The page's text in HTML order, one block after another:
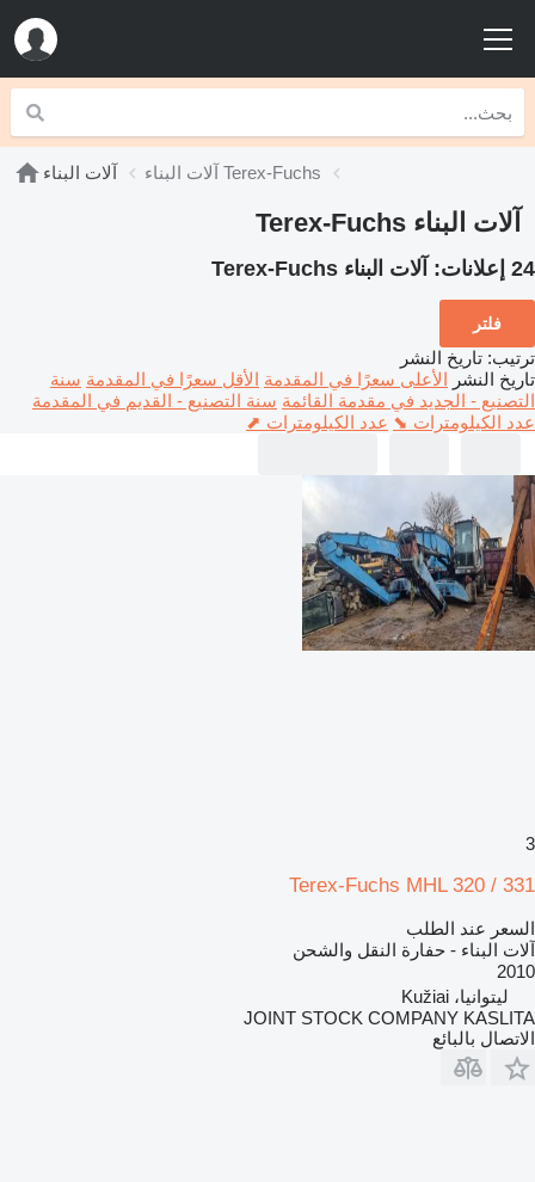
آلات البناء آلات البناء Terex-Fuchs
آلات البناء Terex-Fuchs
24 إعلانات: آلات البناء Terex-Fuchs
فلتر
ترتيب: تاريخ النشر
تاريخ النشر الأعلى سعرًا في المقدمة الأقل سعرًا في المقدمة سنة
التصنيع - الجديد في مقدمة القائمة سنة التصنيع - القديم في المقدمة
عدد الكيلومترات ⬊ عدد الكيلومترات ⬈
3
Terex-Fuchs MHL 320 / 331
السعر عند الطلب
آلات البناء - حفارة النقل والشحن
2010
ليتوانيا، Kužiai
JOINT STOCK COMPANY KASLITA
الاتصال بالبائع